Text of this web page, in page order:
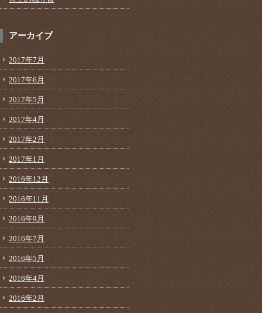
アーカイブ
2017年7月
2017年6月
2017年5月
2017年4月
2017年2月
2017年1月
2016年12月
2016年11月
2016年9月
2016年7月
2016年5月
2016年4月
2016年2月